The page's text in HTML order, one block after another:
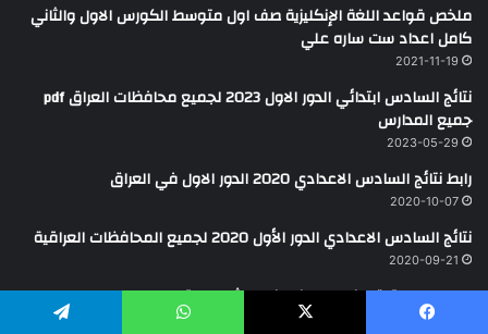
ملخص قواعد اللغة الإنكليزية صف اول متوسط الكورس الاول والثاني
كامل اعداد ست ساره علي
2021-11-19
نتائج السادس ابتدائي الدور الاول 2023 لجميع محافظات العراق pdf
جميع المدارس
2023-05-29
رابط نتائج السادس الاعدادي 2020 الدور الاول في العراق
2020-10-07
نتائج السادس الاعدادي الدور الأول 2020 لجميع المحافظات العراقية
2020-09-21
دارميات عراقية من طحت انه بضيج , شعر عراقي
2020-12-20